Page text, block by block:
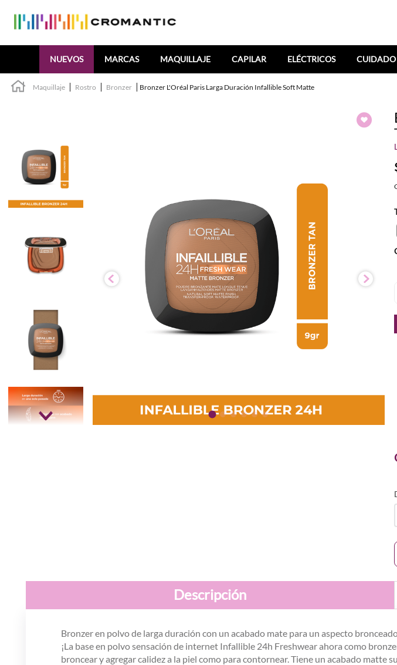
NUEVOS MARCAS MAQUILLAJE CAPILAR ELÉCTRICOS CUIDADO
Maquillaje Rostro Bronzer Bronzer L'Oréal Paris Larga Duración Infallible Soft Matte
Descripción
Bronzer en polvo de larga duración con un acabado mate para un aspecto
¡La base en polvo sensación de internet Infallible 24h Freshwear ahora como
broncear y agregar calidez a la piel como para contornear. Tiene un acabado matte